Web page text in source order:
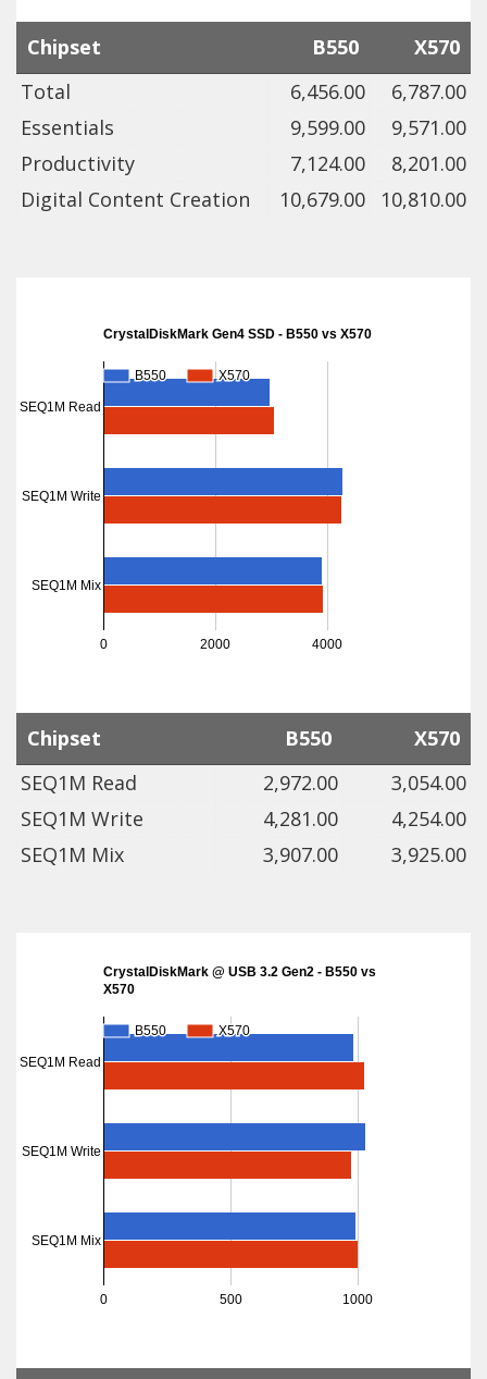
Chipset B550
X570
Total
6,456.00
6,787.00
Essentials
9,599.00
9,571.00
Productivity
7,124.00
8,201.00
Digital Content Creation
10,679.00 10,810.00
CrystalDiskMark Gen4 SSD - B550 vs X570
0 2000 4000
SEQ1M Read
SEQ1M Write
SEQ1M Mix
B550
B550 X570
X570
Chipset B550
X570
SEQ1M Read
2,972.00
3,054.00
SEQ1M Write
4,281.00
4,254.00
SEQ1M Mix
3,907.00 3,925.00
CrystalDiskMark @ USB 3.2 Gen2 - B550 vs
X570
0 500 1000
SEQ1M Read
SEQ1M Write
SEQ1M Mix
B550
B550 X570
X570